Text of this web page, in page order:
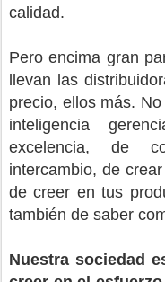
calidad.
Pero encima gran
llevan las
precio, ellos más.
inteligencia
excelencia, de
intercambio, de
de creer en tus
también de saber
Nuestra sociedad